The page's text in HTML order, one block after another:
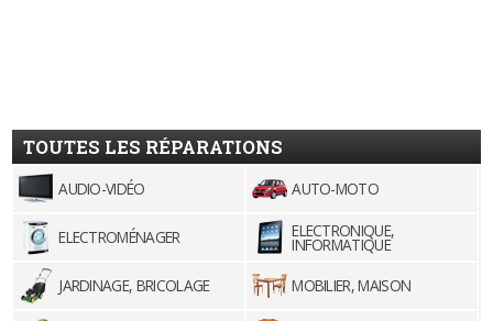
TOUTES LES RÉPARATIONS
AUDIO-VIDÉO AUTO-MOTO
ELECTROMÉNAGER ELECTRONIQUE,
INFORMATIQUE
JARDINAGE, BRICOLAGE
MOBILIER, MAISON